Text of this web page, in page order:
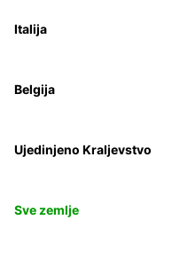
Italija
Belgija
Ujedinjeno Kraljevstvo
Sve zemlje